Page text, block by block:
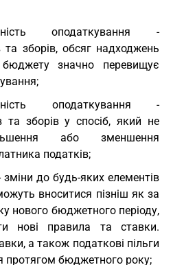
оподаткування -
та зборів, обсяг надходжень
значно перевищує
оподаткування -
та зборів у спосіб, який не
або зменшення
податків;
зміни до будь-яких елементів
вноситися пізніш як за
нового бюджетного періоду,
нові правила та ставки.
а також податкові пільги
протягом бюджетного року;